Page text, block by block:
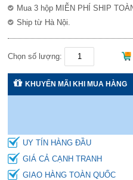
Mua 3 hộp MIỄN PHÍ SHIP
Ship từ Hà Nội.
Chọn số lượng:
KHUYẾN MÃI KHI MUA HÀNG
UY TÍN HÀNG ĐẦU
GIÁ CẢ CẠNH TRANH
GIAO HÀNG TOÀN QUỐC